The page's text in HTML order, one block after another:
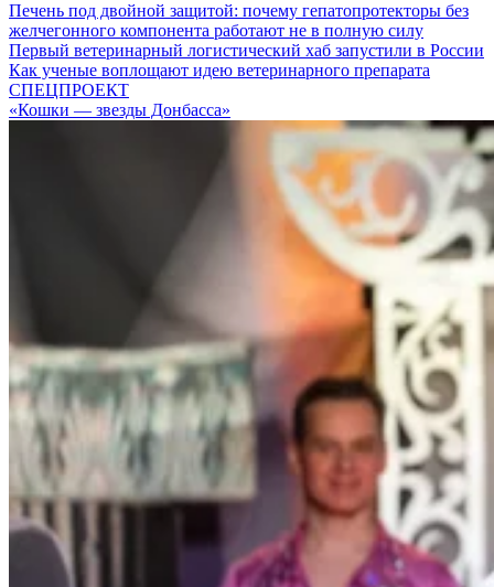
Печень под двойной защитой: почему гепатопротекторы без
желчегонного компонента работают не в полную силу
Первый ветеринарный логистический хаб запустили в России
Как ученые воплощают идею ветеринарного препарата
СПЕЦПРОЕКТ
«Кошки — звезды Донбасса»